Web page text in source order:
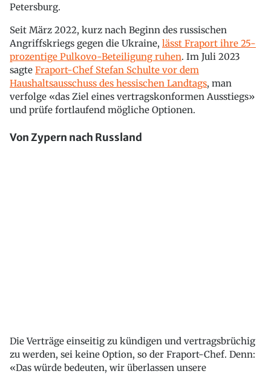
Petersburg.
Seit März 2022, kurz nach Beginn des russischen
Angriffskriegs gegen die Ukraine, lässt Fraport ihre 25-
prozentige Pulkovo-Beteiligung ruhen. Im Juli 2023
sagte Fraport-Chef Stefan Schulte vor dem
Haushaltsausschuss des hessischen Landtags, man
verfolge «das Ziel eines vertragskonformen Ausstiegs»
und prüfe fortlaufend mögliche Optionen.
Von Zypern nach Russland
Die Verträge einseitig zu kündigen und vertragsbrüchig
zu werden, sei keine Option, so der Fraport-Chef. Denn:
«Das würde bedeuten, wir überlassen unsere